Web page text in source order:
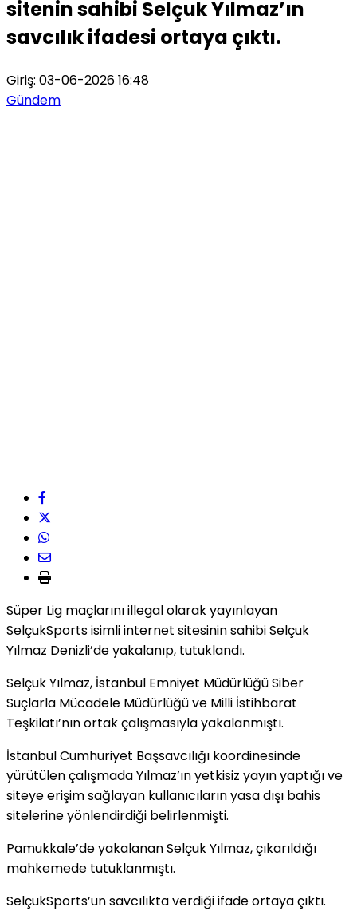
sitenin sahibi Selçuk Yılmaz’ın
savcılık ifadesi ortaya çıktı.
Giriş: 03-06-2026 16:48
Gündem
Süper Lig maçlarını illegal olarak yayınlayan
SelçukSports isimli internet sitesinin sahibi Selçuk
Yılmaz Denizli’de yakalanıp, tutuklandı.
Selçuk Yılmaz, İstanbul Emniyet Müdürlüğü Siber
Suçlarla Mücadele Müdürlüğü ve Milli İstihbarat
Teşkilatı’nın ortak çalışmasıyla yakalanmıştı.
İstanbul Cumhuriyet Başsavcılığı koordinesinde
yürütülen çalışmada Yılmaz’ın yetkisiz yayın yaptığı ve
siteye erişim sağlayan kullanıcıların yasa dışı bahis
sitelerine yönlendirdiği belirlenmişti.
Pamukkale’de yakalanan Selçuk Yılmaz, çıkarıldığı
mahkemede tutuklanmıştı.
SelçukSports’un savcılıkta verdiği ifade ortaya çıktı.